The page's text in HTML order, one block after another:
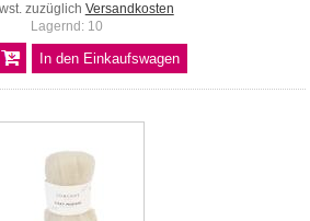
zuzüglich Versandkosten
Lagernd: 10